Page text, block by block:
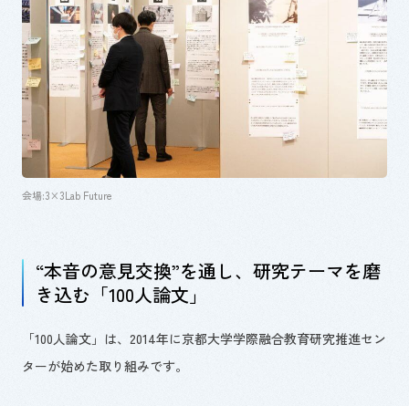
会場:3×3Lab Future
“本音の意見交換”を通し、研究テーマを磨
き込む「100人論文」
「100人論文」は、2014年に京都大学学際融合教育研究推進セン
ターが始めた取り組みです。